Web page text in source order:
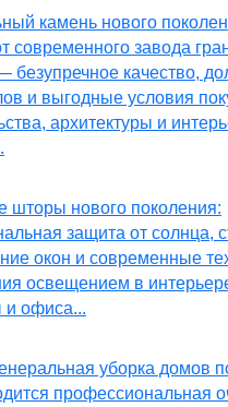
камень нового
современного завода
безупречное качество,
и выгодные условия
архитектуры и
шторы нового поколения:
защита от солнца,
окон и современные
освещением в
и офиса...
уборка домов
профессиональная